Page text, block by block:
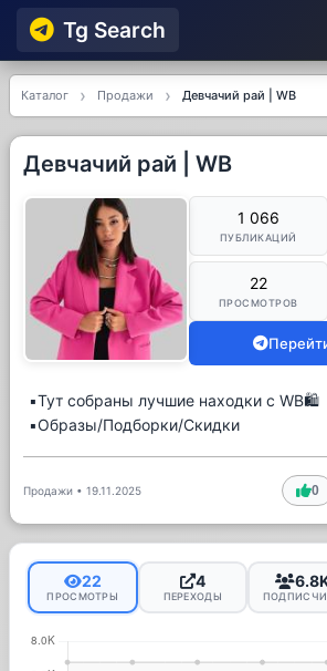
Tg Searсh
Каталог Продажи Девчачий рай | WB
Девчачий рай | WB
1 066
ПУБЛИКАЦИЙ
22
ПРОСМОТРОВ
▪️Тут собраны лучшие находки с WB🛍️
▪️Образы/Подборки/Скидки
Продажи • 19.11.2025 0
22
ПРОСМОТРЫ
4
ПЕРЕХОДЫ